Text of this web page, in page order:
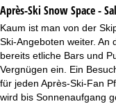
Après-Ski Snow Space -
Kaum ist man von der
Ski-Angeboten weiter. An
bereits etliche Bars und
Vergnügen ein. Ein
für jeden Après-Ski-Fan
wird bis Sonnenaufgang